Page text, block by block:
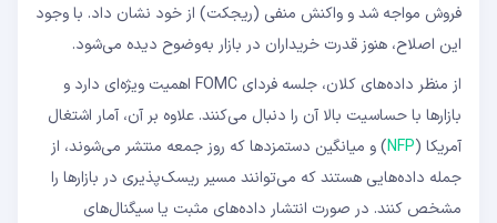
فروش مواجه شد و واکنش منفی (ریجکت) از خود نشان داد. با وجود
این اصلاح، هنوز قدرت خریداران در بازار به‌وضوح دیده می‌شود.
از منظر داده‌های کلان، جلسه فردای FOMC اهمیت ویژه‌ای دارد و
بازارها با حساسیت بالا آن را دنبال می‌کنند. علاوه بر آن، آمار اشتغال
آمریکا (NFP) و میانگین دستمزدها که روز جمعه منتشر می‌شوند، از
جمله داده‌هایی هستند که می‌توانند مسیر ریسک‌پذیری در بازارها را
مشخص کنند. در صورت انتشار داده‌های مثبت یا سیگنال‌های